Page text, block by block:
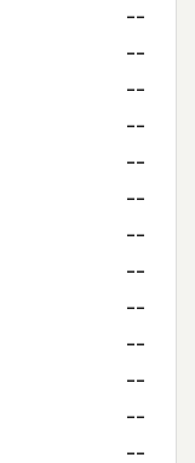
--
--
--
--
--
--
--
--
--
--
--
--
--